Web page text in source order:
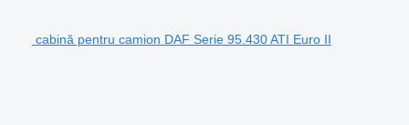
cabină pentru camion DAF Serie 95.430 ATI Euro II